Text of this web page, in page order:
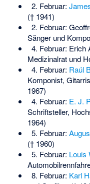
2. Februar:
(† 1941)
2. Februar:
Sänger und
4. Februar: Erich
Medizinalrat und
4. Februar: Raúl
Komponist,
1967)
4. Februar: E. J.
Schriftsteller,
1964)
5. Februar:
(† 1960)
5. Februar: Louis
8. Februar: Karl